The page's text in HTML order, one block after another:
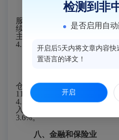
优出优进”，加快培
服务为核心的竞争新优势。
续实行企业出口保险制度，
主品牌扩大出口。
4.1
%。
七、交通、邮电
仓储及邮政业完成增加值
11
%。全年邮政业务收入（
4.1%。电信业务收入2.66亿元
入
3.6%。
八、金融和保险业
检测到非
是否启用自
开启后5天内将文章内容
置语言的译文！
开启